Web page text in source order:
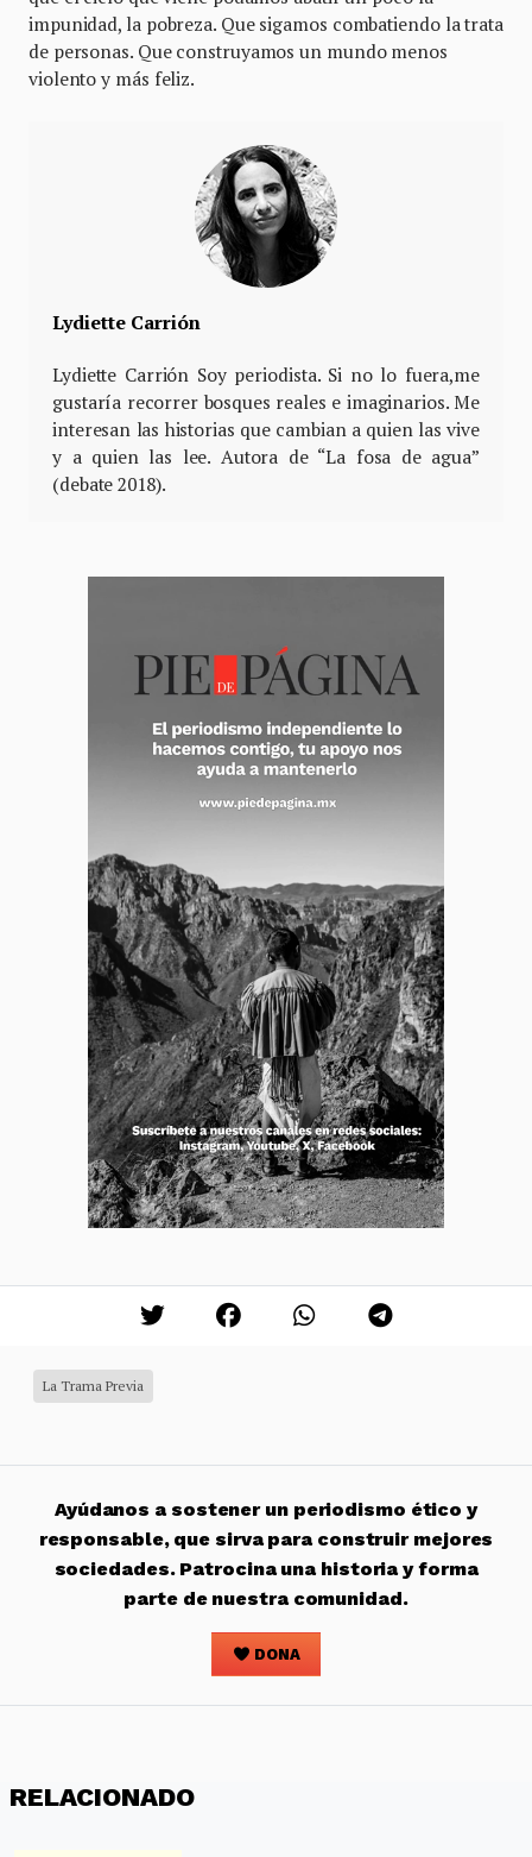
impunidad, la pobreza. Que sigamos combatiendo la trata
de personas. Que construyamos un mundo menos
violento y más feliz.
Lydiette Carrión
Lydiette Carrión Soy periodista. Si no lo fuera,me
gustaría recorrer bosques reales e imaginarios. Me
interesan las historias que cambian a quien las vive
y a quien las lee. Autora de “La fosa de agua”
(debate 2018).
La Trama Previa
Ayúdanos a sostener un periodismo ético y
responsable, que sirva para construir mejores
sociedades. Patrocina una historia y forma
parte de nuestra comunidad.
DONA
RELACIONADO